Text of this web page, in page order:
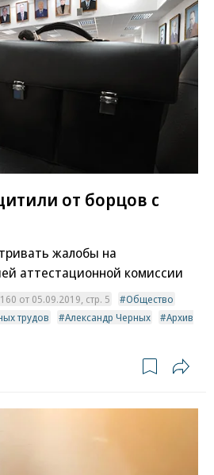
от борцов с
жалобы на
аттестационной комиссии
от 05.09.2019, стр. 5
Общество
трудов
Александр Черных
Архив